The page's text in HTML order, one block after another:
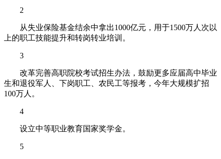
2
从失业保险基金结余中拿出1000亿元，用于1500万人次以
上的职工技能提升和转岗转业培训。
3
改革完善高职院校考试招生办法，鼓励更多应届高中毕业
生和退役军人、下岗职工、农民工等报考，今年大规模扩招
100万人。
4
设立中等职业教育国家奖学金。
5